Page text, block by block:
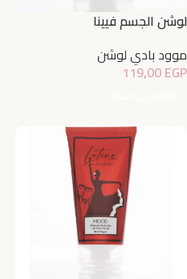
لوشن الجسم فيينا
موود بادي لوشن
119,00EGP